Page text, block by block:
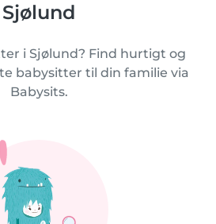
Sjølund
i Sjølund? Find hurtigt og
babysitter til din familie via
Babysits.